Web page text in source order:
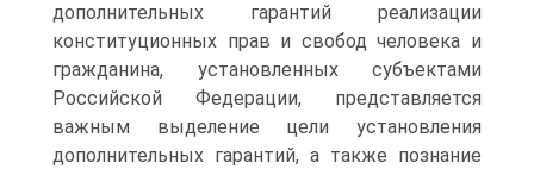
дополнительных гарантий реализации
конституционных прав и свобод человека и
гражданина, установленных субъектами
Российской Федерации, представляется
важным выделение цели установления
дополнительных гарантий, а также познание